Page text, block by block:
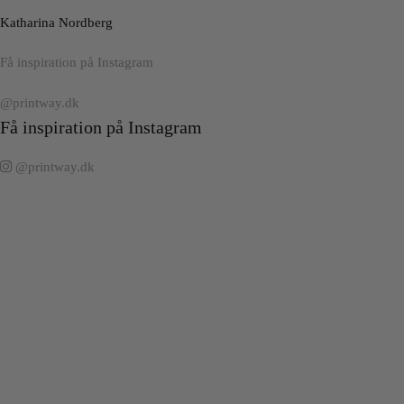
Katharina Nordberg
Få inspiration på Instagram
@printway.dk
Få inspiration på Instagram
@printway.dk